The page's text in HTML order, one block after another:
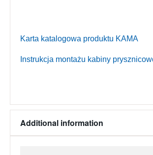
Karta katalogowa produktu KAMA
Instrukcja montażu kabiny
Additional information